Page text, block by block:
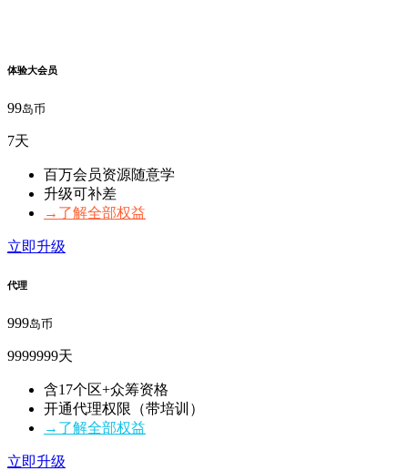
体验大会员
99岛币
7天
百万会员资源随意学
升级可补差
→了解全部权益
立即升级
代理
999岛币
9999999天
含17个区+众筹资格
开通代理权限（带培训）
→了解全部权益
立即升级